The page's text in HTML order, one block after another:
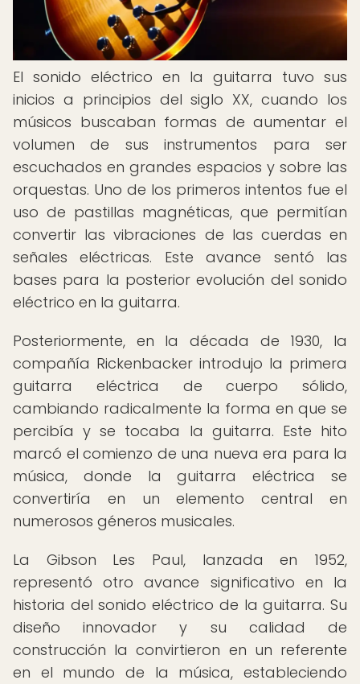
El sonido eléctrico en la guitarra tuvo sus
inicios a principios del siglo XX, cuando los
músicos buscaban formas de aumentar el
volumen de sus instrumentos para ser
escuchados en grandes espacios y sobre las
orquestas. Uno de los primeros intentos fue el
uso de pastillas magnéticas, que permitían
convertir las vibraciones de las cuerdas en
señales eléctricas. Este avance sentó las
bases para la posterior evolución del sonido
eléctrico en la guitarra.
Posteriormente, en la década de 1930, la
compañía Rickenbacker introdujo la primera
guitarra eléctrica de cuerpo sólido,
cambiando radicalmente la forma en que se
percibía y se tocaba la guitarra. Este hito
marcó el comienzo de una nueva era para la
música, donde la guitarra eléctrica se
convertiría en un elemento central en
numerosos géneros musicales.
La Gibson Les Paul, lanzada en 1952,
representó otro avance significativo en la
historia del sonido eléctrico de la guitarra. Su
diseño innovador y su calidad de
construcción la convirtieron en un referente
en el mundo de la música, estableciendo